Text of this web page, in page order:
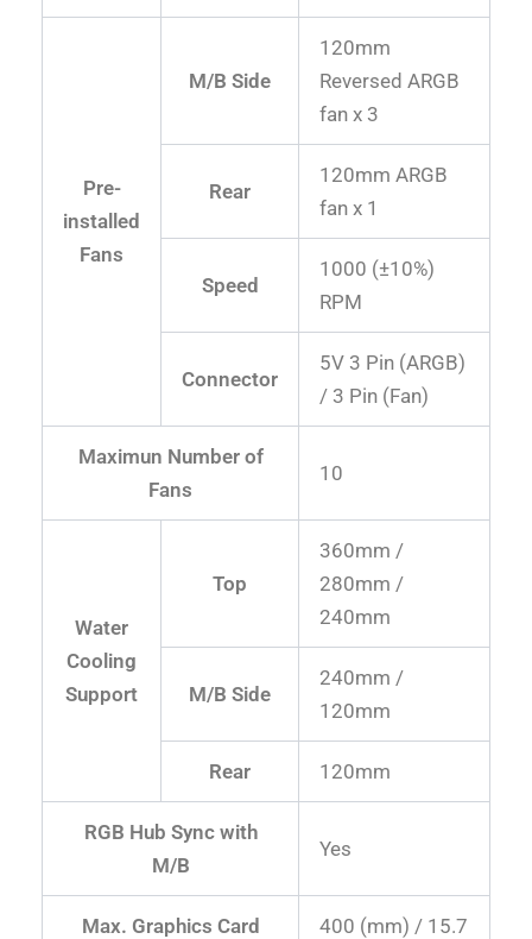
Pre-
installed
Fans
M/B Side
120mm
Reversed ARGB
fan x 3
Rear
120mm ARGB
fan x 1
Speed
1000 (±10%)
RPM
Connector
5V 3 Pin (ARGB)
/ 3 Pin (Fan)
Maximun Number of
Fans
10
Water
Cooling
Support
Top
360mm /
280mm /
240mm
M/B Side
240mm /
120mm
Rear 120mm
RGB Hub Sync with
M/B
Yes
Max. Graphics Card
400 (mm) / 15.7